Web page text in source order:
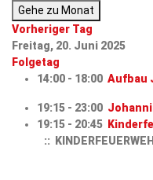
Gehe zu Monat
Vorheriger Tag
Freitag, 20. Juni 2025
Folgetag
14:00 - 18:00 Aufbau
19:15 - 23:00
19:15 - 20:45
::